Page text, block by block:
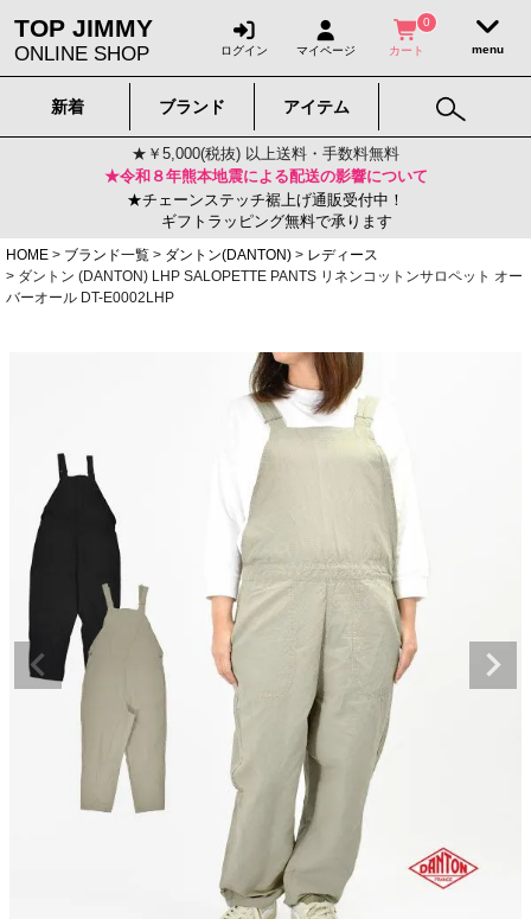
TOP JIMMY
ONLINE SHOP ログイン マイページ
0
カート
新着 ブランド アイテム
★￥5,000(税抜) 以上送料・手数料無料
★令和８年熊本地震による配送の影響について
★チェーンステッチ裾上げ通販受付中！
ギフトラッピング無料で承ります
HOME
ブランド一覧 ダントン(DANTON)
レディース
ダントン (DANTON) LHP SALOPETTE PANTS リネンコットンサロペット オー
バーオール DT-E0002LHP